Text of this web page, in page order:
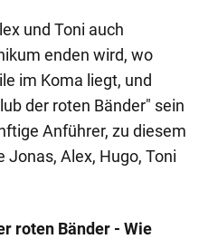
und Toni auch
enden wird, wo
im Koma liegt, und
der roten Bänder" sein
Anführer, zu diesem
Alex, Hugo, Toni
roten Bänder - Wie